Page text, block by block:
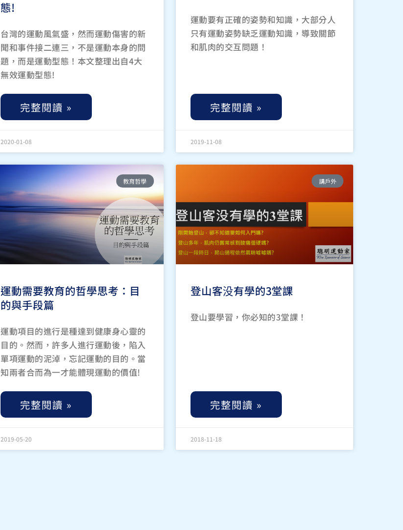
態!
台灣的運動風氣盛，然而運動傷害的新
聞和事件接二連三，不是運動本身的問
題，而是運動型態！本文整理出自4大
無效運動型態!
完整閱讀 »
2020-01-08
運動要有正確的姿勢和知識，大部分人
只有運動姿勢缺乏運動知識，導致關節
和肌肉的交互問題！
完整閱讀 »
2019-11-08
教育哲學
運動需要教育的哲學思考：目
的與手段篇
運動項目的進行是種達到健康身心靈的
目的。然而，許多人進行運動後，陷入
單項運動的泥淖，忘記運動的目的。當
知兩者合而為一才能體現運動的價值!
完整閱讀 »
2019-05-20
講戶外
登山客没有學的3堂課
登山要學習，你必知的3堂課！
完整閱讀 »
2018-11-18